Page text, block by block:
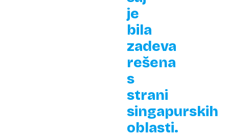
je
bila
zadeva
rešena
s
strani
singapurskih
oblasti.